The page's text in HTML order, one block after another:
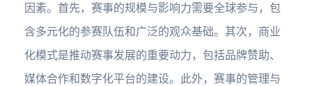
因素。首先，赛事的规模与影响力需要全球参与，包
含多元化的参赛队伍和广泛的观众基础。其次，商业
化模式是推动赛事发展的重要动力，包括品牌赞助、
媒体合作和数字化平台的建设。此外，赛事的管理与